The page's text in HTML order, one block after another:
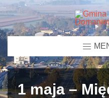
1 maja –